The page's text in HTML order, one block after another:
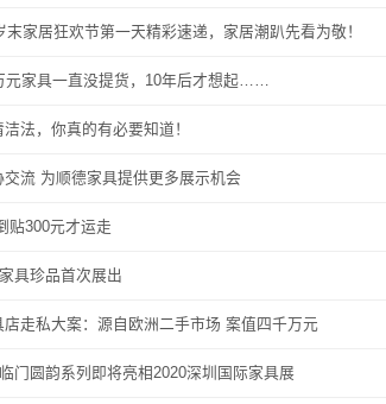
末家居狂欢节第一天精彩速递，家居潮趴先看为敬！
元家具一直没提货，10年后才想起……
法，你真的有必要知道！
流 为顺德家具提供更多展示机会
贴300元才运走
具珍品首次展出
店走私大案：源自欧洲二手市场 案值四千万元
门圆韵系列即将亮相2020深圳国际家具展